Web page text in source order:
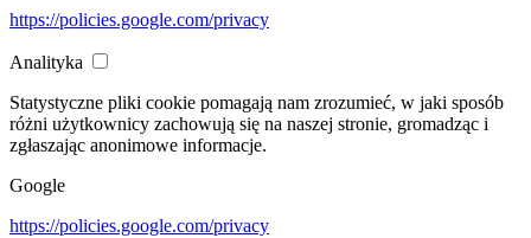
https://policies.google.com/privacy
Analityka
Statystyczne pliki cookie pomagają nam zrozumieć, w jaki sposób
różni użytkownicy zachowują się na naszej stronie, gromadząc i
zgłaszając anonimowe informacje.
Google
https://policies.google.com/privacy